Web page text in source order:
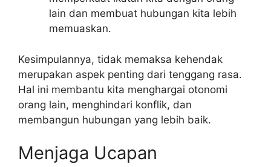
lain dan membuat hubungan kita lebih
memuaskan.
Kesimpulannya, tidak memaksa kehendak
merupakan aspek penting dari tenggang rasa.
Hal ini membantu kita menghargai otonomi
orang lain, menghindari konflik, dan
membangun hubungan yang lebih baik.
Menjaga Ucapan